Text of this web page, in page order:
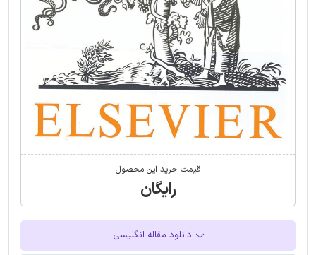
قیمت خرید این محصول
رایگان
دانلود مقاله انگلیسی